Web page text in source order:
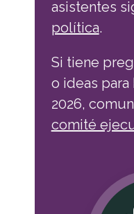
asistentes
política.
Si tiene
o ideas para
2026,
comité